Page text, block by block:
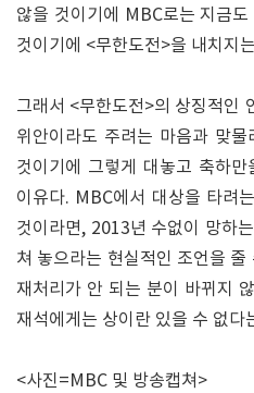
않을 것이기에 MBC로는 지금
것이기에 <무한도전>을 내치지
그래서 <무한도전>의 상징적인
위안이라도 주려는 마음과 맞
것이기에 그렇게 대놓고 축하
이유다. MBC에서 대상을 타려
것이라면, 2013년 수없이 망하
쳐 놓으라는 현실적인 조언을
재처리가 안 되는 분이 바뀌지
재석에게는 상이란 있을 수 없다
<사진=MBC 및 방송캡쳐>